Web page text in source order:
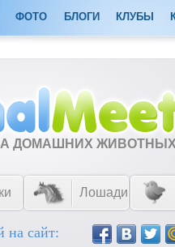
ФОТО БЛОГИ КЛУБЫ
ДОМАШНИХ
Лошади
на сайт: